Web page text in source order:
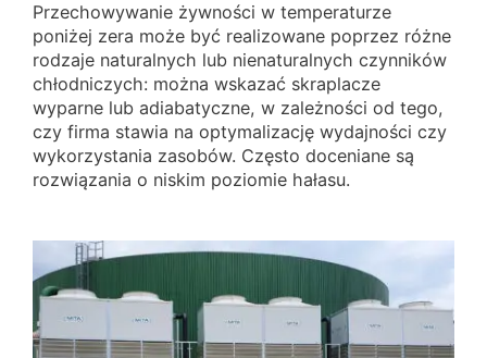
Przechowywanie żywności w temperaturze
poniżej zera może być realizowane poprzez różne
rodzaje naturalnych lub nienaturalnych czynników
chłodniczych: można wskazać skraplacze
wyparne lub adiabatyczne, w zależności od tego,
czy firma stawia na optymalizację wydajności czy
wykorzystania zasobów. Często doceniane są
rozwiązania o niskim poziomie hałasu.